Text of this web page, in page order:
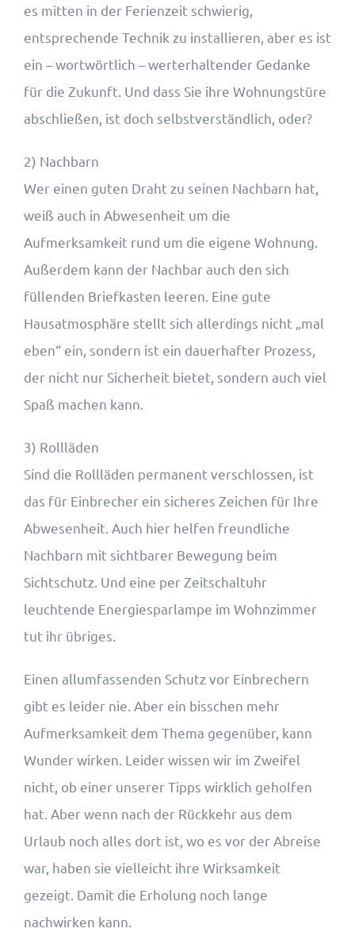
es mitten in der Ferienzeit schwierig,
entsprechende Technik zu installieren, aber es ist
ein – wortwörtlich – werterhaltender Gedanke
für die Zukunft. Und dass Sie ihre Wohnungstüre
abschließen, ist doch selbstverständlich, oder?
2) Nachbarn
Wer einen guten Draht zu seinen Nachbarn hat,
weiß auch in Abwesenheit um die
Aufmerksamkeit rund um die eigene Wohnung.
Außerdem kann der Nachbar auch den sich
füllenden Briefkasten leeren. Eine gute
Hausatmosphäre stellt sich allerdings nicht „mal
eben“ ein, sondern ist ein dauerhafter Prozess,
der nicht nur Sicherheit bietet, sondern auch viel
Spaß machen kann.
3) Rollläden
Sind die Rollläden permanent verschlossen, ist
das für Einbrecher ein sicheres Zeichen für Ihre
Abwesenheit. Auch hier helfen freundliche
Nachbarn mit sichtbarer Bewegung beim
Sichtschutz. Und eine per Zeitschaltuhr
leuchtende Energiesparlampe im Wohnzimmer
tut ihr übriges.
Einen allumfassenden Schutz vor Einbrechern
gibt es leider nie. Aber ein bisschen mehr
Aufmerksamkeit dem Thema gegenüber, kann
Wunder wirken. Leider wissen wir im Zweifel
nicht, ob einer unserer Tipps wirklich geholfen
hat. Aber wenn nach der Rückkehr aus dem
Urlaub noch alles dort ist, wo es vor der Abreise
war, haben sie vielleicht ihre Wirksamkeit
gezeigt. Damit die Erholung noch lange
nachwirken kann.